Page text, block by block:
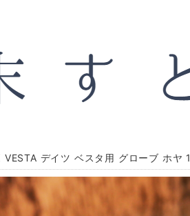
VESTA デイツ ベスタ用 グローブ ホヤ